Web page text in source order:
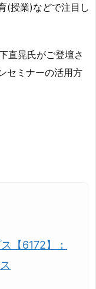
(授業)などで注目し
直晃氏がご登壇さ
セミナーの活用方
【6172】：